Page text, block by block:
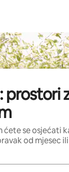
prostori
ćete se osjećati
od mjesec ili